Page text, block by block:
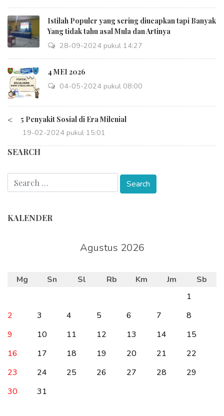
Istilah Populer yang sering diucapkan tapi Banyak
Yang tidak tahu asal Mula dan Artinya
28-09-2024 pukul 14:27
4 MEI 2026
04-05-2024 pukul 08:00
< 5 Penyakit Sosial di Era Milenial
19-02-2024 pukul 15:01
SEARCH
KALENDER
Agustus 2026
Mg Sn Sl Rb Km Jm
Sb
1
2
3 4 5 6 7
8
9
10 11 12 13 14
15
16
17 18 19 20 21
22
23
24 25 26 27 28
29
30
31